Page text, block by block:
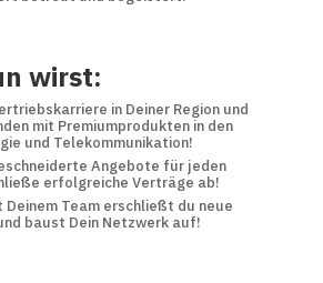
wirst:
in Deiner Region und
mit Premiumprodukten in den
und Telekommunikation!
Angebote für jeden
erfolgreiche Verträge ab!
Deinem Team erschließt du neue
baust Dein Netzwerk auf!